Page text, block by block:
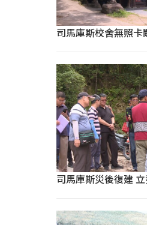
司馬庫斯校舍無照
司馬庫斯災後復建